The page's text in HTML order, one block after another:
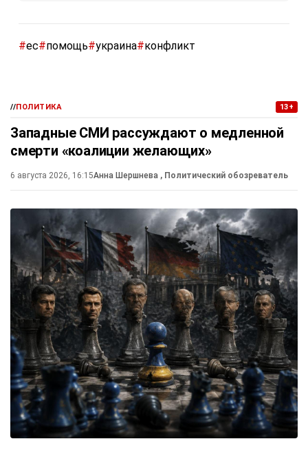
#ес#помощь#украина#конфликт
//ПОЛИТИКА 13+
Западные СМИ рассуждают о медленной
смерти «коалиции желающих»
6 августа 2026, 16:15Анна Шершнева , Политический обозреватель